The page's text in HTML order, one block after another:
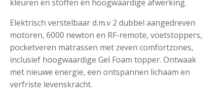
kleuren en stoffen en hoogwaardige afwerking.
Elektrisch verstelbaar d.m.v 2 dubbel aangedreven
motoren, 6000 newton en RF-remote, voetstoppers,
pocketveren matrassen met zeven comfortzones,
inclusief hoogwaardige Gel Foam topper. Ontwaak
met nieuwe energie, een ontspannen lichaam en
verfriste levenskracht.